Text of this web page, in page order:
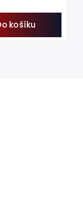
košíku